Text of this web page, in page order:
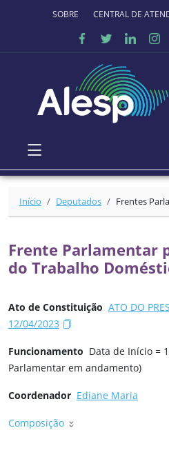
Ir para o conteúdo principal
SOBRE O PORTALCENTRAL DE
Início Deputados Frentes
Frente Parlamentar
do Trabalho
Ato de Constituição ATO DO
12/04/2023
Funcionamento Data de Início =
Parlamentar em andamento)
Coordenador Ediane Maria
Composição